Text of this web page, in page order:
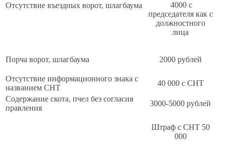
Отсутствие въездных ворот, шлагбаума
4000 с
председателя как с
должностного
лица
Порча ворот, шлагбаума 2000 рублей
Отсутствие информационного знака с
названием СНТ
40 000 с СНТ
Содержание скота, пчел без согласия
правления
3000-5000 рублей
Штраф с СНТ 50
000